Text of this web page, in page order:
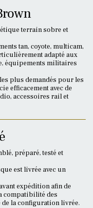
terrain sobre et
tan, coyote, multicam,
adapté aux
équipements militaires
plus demandés pour les
efficacement avec de
accessoires rail et
préparé, testé et
est livrée avec un
expédition afin de
compatibilité des
de la configuration livrée.